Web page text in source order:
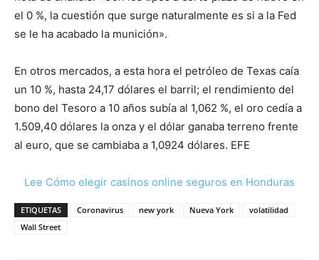
el 0 %, la cuestión que surge naturalmente es si a la Fed
se le ha acabado la munición».
En otros mercados, a esta hora el petróleo de Texas caía
un 10 %, hasta 24,17 dólares el barril; el rendimiento del
bono del Tesoro a 10 años subía al 1,062 %, el oro cedía a
1.509,40 dólares la onza y el dólar ganaba terreno frente
al euro, que se cambiaba a 1,0924 dólares. EFE
Lee Cómo elegir casinos online seguros en Honduras
ETIQUETAS Coronavirus new york Nueva York
volatilidad
Wall Street